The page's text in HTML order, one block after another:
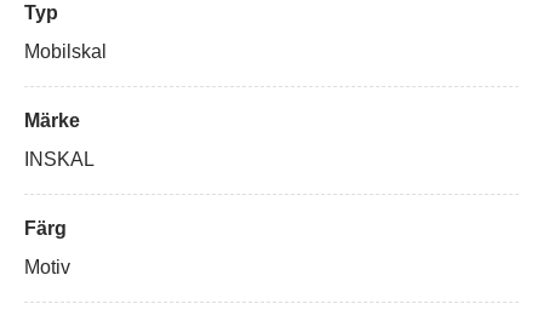
Typ
Mobilskal
Märke
INSKAL
Färg
Motiv